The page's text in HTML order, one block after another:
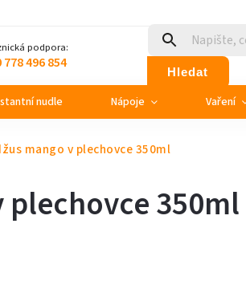
podpora:
778 496 854 Hledat
nudle Nápoje Vaření
mango v plechovce 350ml
plechovce 350ml